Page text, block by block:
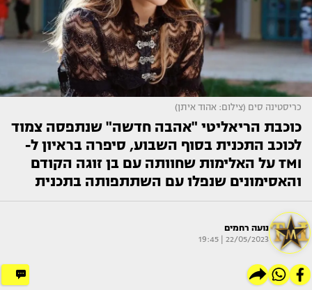
כריסטינה סים (צילום: אהוד איתן)
כוכבת הריאליטי "אהבה חדשה" שנתפסה צמוד
לכוכב התכנית בסוף השבוע, סיפרה בראיון ל-
TMI על האלימות שחוותה עם בן זוגה הקודם
והאסימונים שנפלו עם השתתפותה בתכנית
נועה רחמים
22/05/2023 | 19:45